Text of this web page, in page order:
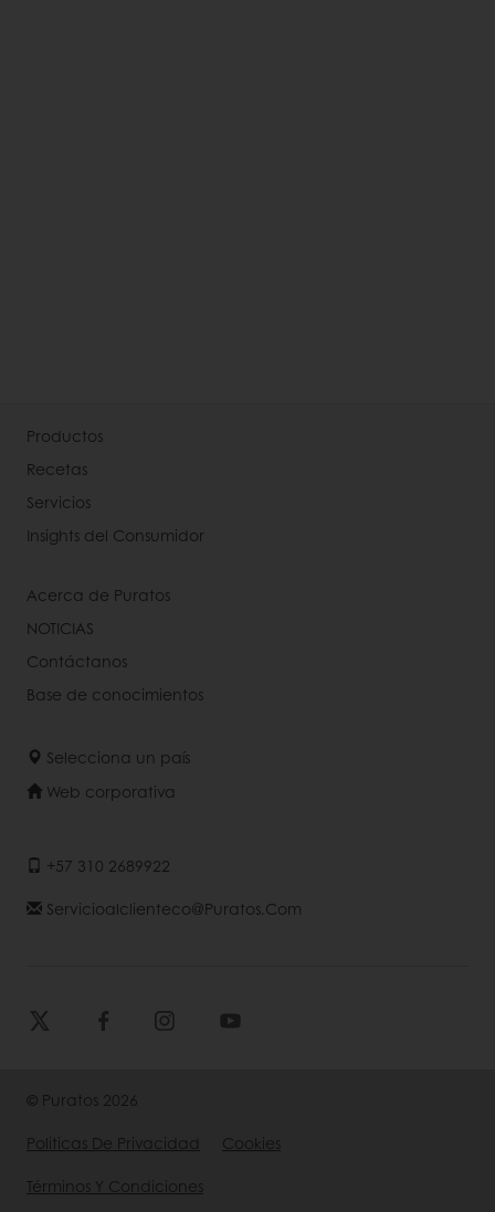
Productos
Recetas
Servicios
Insights del Consumidor
Acerca de Puratos
NOTICIAS
Contáctanos
Base de conocimientos
Selecciona un país
Web corporativa
+57 310 2689922
Servicioalclienteco@puratos.com
© Puratos 2026
Politicas De Privacidad
Cookies
Términos Y Condiciones